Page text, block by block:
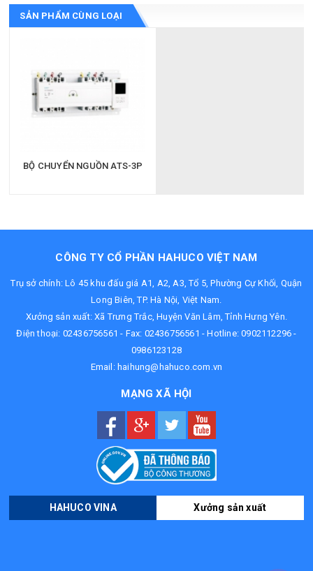
SẢN PHẨM CÙNG LOẠI
BỘ CHUYỂN NGUỒN ATS-3P
CÔNG TY CỔ PHẦN HAHUCO VIỆT NAM
Trụ sở chính: Lô 45 khu đấu giá A1, A2, A3, Tổ 5, Phường Cự Khối, Quận
Long Biên, TP. Hà Nội, Việt Nam.
Xưởng sản xuất: Xã Trưng Trắc, Huyện Văn Lâm, Tỉnh Hưng Yên.
Điện thoại: 02436756561 - Fax: 02436756561 - Hotline:0902112296 -
0986123128
Email:haihung@hahuco.com.vn
MẠNG XÃ HỘI
HAHUCO VINA Xưởng sản xuất